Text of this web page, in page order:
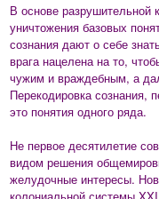
В основе разрушительной
уничтожения базовых
сознания дают о себе
врага нацелена на то,
чужим и враждебным, а
Перекодировка сознания,
это понятия одного ряда.
Не первое десятилетие
видом решения
желудочные интересы.